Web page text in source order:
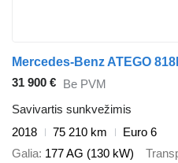
Mercedes-Benz ATEGO
31 900 € Be PVM
Savivartis sunkvežimis
2018
75 210 km
Euro 6
Galia 177 AG (130 kW)